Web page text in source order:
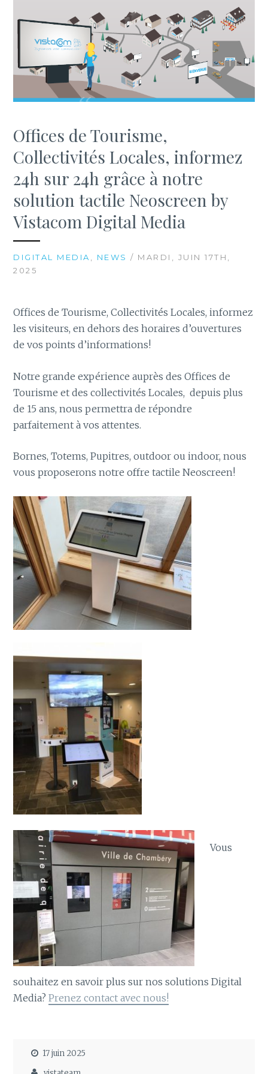
Offices de Tourisme,
Collectivités Locales, informez
24h sur 24h grâce à notre
solution tactile Neoscreen by
Vistacom Digital Media
DIGITAL MEDIA NEWS / MARDI, JUIN 17TH,
2025
Offices de Tourisme, Collectivités Locales, informez
les visiteurs, en dehors des horaires d’ouvertures
de vos points d’informations!
Notre grande expérience auprès des Offices de
Tourisme et des collectivités Locales, depuis plus
de 15 ans, nous permettra de répondre
parfaitement à vos attentes.
Bornes, Totems, Pupitres, outdoor ou indoor, nous
vous proposerons notre offre tactile Neoscreen!
Vous
souhaitez en savoir plus sur nos solutions Digital
Media?Prenez contact avec nous!
17 juin 2025